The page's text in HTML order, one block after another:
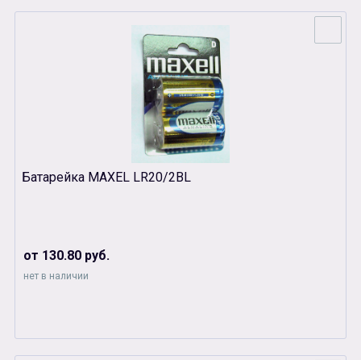
Батарейка MAXEL LR20/2BL
от 130.80 руб.
нет в наличии